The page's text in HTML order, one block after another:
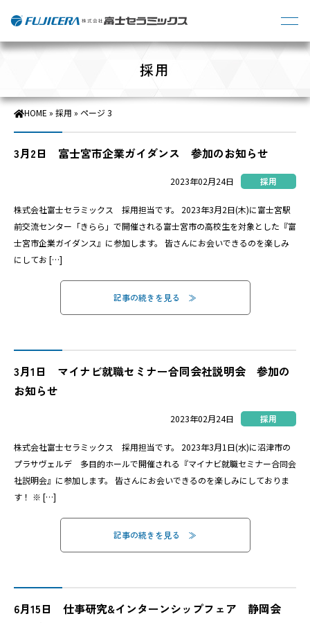
採用
HOME » 採用 » ページ 3
3月2日 富士宮市企業ガイダンス 参加のお知らせ
採用
2023年02月24日
株式会社富士セラミックス 採用担当です。 2023年3月2日(木)に富士宮駅
前交流センター「きらら」で開催される富士宮市の高校生を対象とした『富
士宮市企業ガイダンス』に参加します。 皆さんにお会いできるのを楽しみ
にしてお […]
記事の続きを見る
3月1日 マイナビ就職セミナー合同会社説明会 参加の
お知らせ
採用
2023年02月24日
株式会社富士セラミックス 採用担当です。 2023年3月1日(水)に沼津市の
プラサヴェルデ 多目的ホールで開催される『マイナビ就職セミナー合同会
社説明会』に参加します。 皆さんにお会いできるのを楽しみにしておりま
す！ ※ […]
記事の続きを見る
6月15日 仕事研究&インターンシップフェア 静岡会